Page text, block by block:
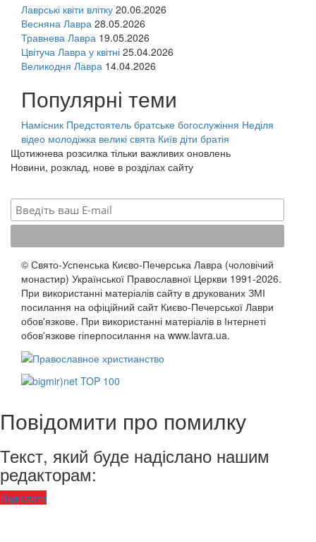
Лаврські квіти влітку 20.06.2026
Весняна Лавра 28.05.2026
Травнева Лавра 19.05.2026
Цвітуча Лавра у квітні 25.04.2026
Великодня Лавра 14.04.2026
Популярні теми
Намісник Предстоятель братське богослужіння Неділя
відео молодіжка великі свята Київ діти братія
Щотижнева розсилка тільки важливих оновлень
Новини, розклад, нове в розділах сайту
© Свято-Успенська Києво-Печерська Лавра (чоловічий
монастир) Української Православної Церкви 1991-2026.
При використанні матеріалів сайту в друкованих ЗМІ
посилання на офіційний сайт Києво-Печерської Лаври
обов'язкове. При використанні матеріалів в Інтернеті
обов'язкове гіперпосилання на www.lavra.ua.
Повідомити про помилку
Текст, який буде надіслано нашим
редакторам:
Надіслати